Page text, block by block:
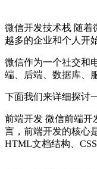
微信开发技术栈 随着
越多的企业和个人开
微信作为一个社交和
端、后端、数据库、
下面我们来详细探讨
前端开发 微信前端开
言，前端开发的核心
HTML文档结构、